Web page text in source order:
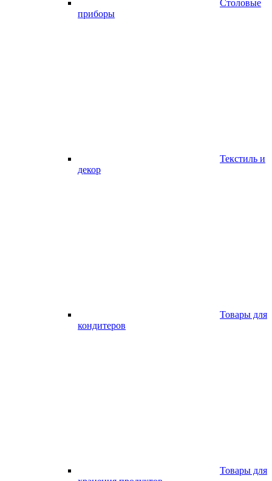
Столовые
приборы
Текстиль и
декор
Товары для
кондитеров
Товары для